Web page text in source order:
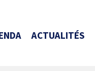
ACTUALITÉS